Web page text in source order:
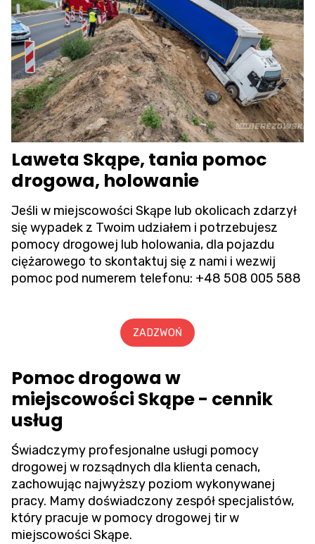
Laweta Skąpe, tania pomoc
drogowa, holowanie
Jeśli w miejscowości Skąpe lub okolicach zdarzył
się wypadek z Twoim udziałem i potrzebujesz
pomocy drogowej lub holowania, dla pojazdu
ciężarowego to skontaktuj się z nami i wezwij
pomoc pod numerem telefonu: +48 508 005 588
ZADZWOŃ
Pomoc drogowa w
miejscowości Skąpe - cennik
usług
Świadczymy profesjonalne usługi pomocy
drogowej w rozsądnych dla klienta cenach,
zachowując najwyższy poziom wykonywanej
pracy. Mamy doświadczony zespół specjalistów,
który pracuje w pomocy drogowej tir w
miejscowości Skąpe.